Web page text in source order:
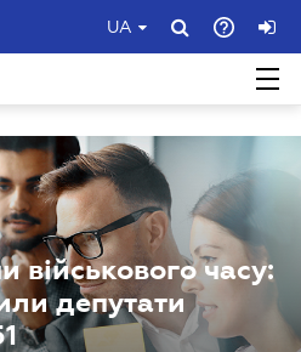
UA
військового часу:
депутати